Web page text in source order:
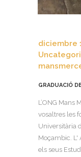
diciembre
GRADUACIÓ
L’ONG
vosaltres les
Universitària
Moçambic. L'
els seus